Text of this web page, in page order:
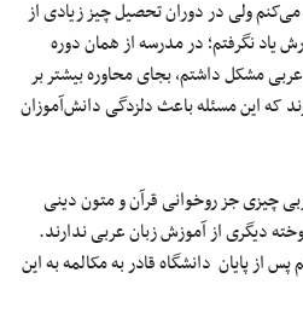
ولی در دوران تحصیل چیز زیادی از
یاد نگرفتم؛ در مدرسه از همان دوره
مشکل داشتم، بجای محاوره بیشتر بر
که این مسئله باعث دلزدگی دانش‌آموزان
چیزی جز روخوانی قرآن و متون دینی
دیگری از آموزش زبان عربی ندارند.
از پایان دانشگاه قادر به مکالمه به این